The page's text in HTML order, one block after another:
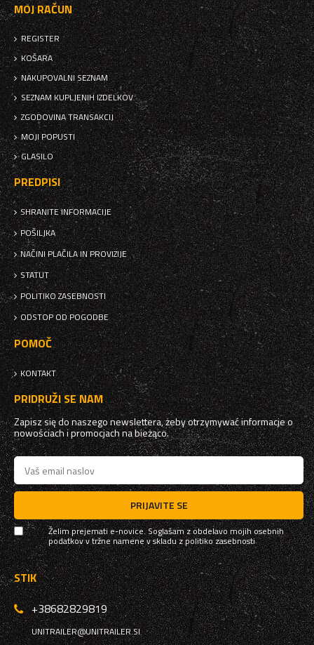
MOJ RAČUN
REGISTER
KOŠARA
NAKUPOVALNI SEZNAM
SEZNAM KUPLJENIH IZDELKOV
ZGODOVINA TRANSAKCIJ
MOJI POPUSTI
GLASILO
PREDPISI
SHRANITE INFORMACIJE
POŠILJKA
NAČINI PLAČILA IN PROVIZIJE
STATUT
POLITIKO ZASEBNOSTI
ODSTOP OD POGODBE
POMOČ
KONTAKT
PRIDRUŽI SE NAM
Zapisz się do naszego newslettera, żeby otrzymywać informacje o
nowościach i promocjach na bieżąco.
PRIJAVITE SE
Želim prejemati e-novice. Soglašam z obdelavo mojih osebnih
podatkov v tržne namene v skladu zpolitiko zasebnosti
STIK
+38682829819
UNITRAILER@UNITRAILER.SI